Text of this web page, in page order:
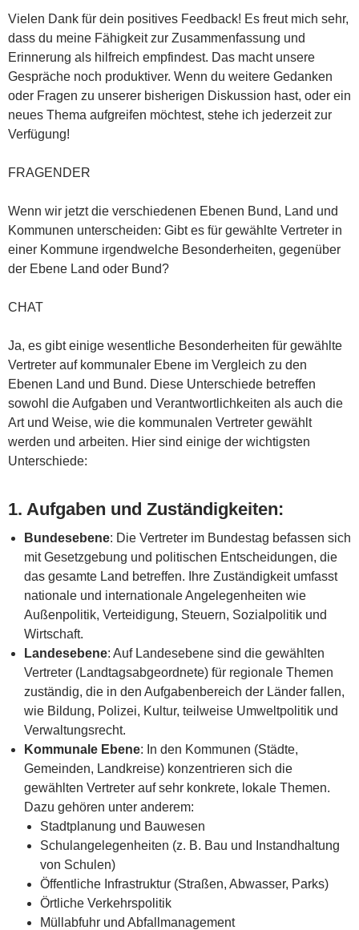
Vielen Dank für dein positives Feedback! Es freut mich sehr,
dass du meine Fähigkeit zur Zusammenfassung und
Erinnerung als hilfreich empfindest. Das macht unsere
Gespräche noch produktiver. Wenn du weitere Gedanken
oder Fragen zu unserer bisherigen Diskussion hast, oder ein
neues Thema aufgreifen möchtest, stehe ich jederzeit zur
Verfügung!
FRAGENDER
Wenn wir jetzt die verschiedenen Ebenen Bund, Land und
Kommunen unterscheiden: Gibt es für gewählte Vertreter in
einer Kommune irgendwelche Besonderheiten, gegenüber
der Ebene Land oder Bund?
CHAT
Ja, es gibt einige wesentliche Besonderheiten für gewählte
Vertreter auf kommunaler Ebene im Vergleich zu den
Ebenen Land und Bund. Diese Unterschiede betreffen
sowohl die Aufgaben und Verantwortlichkeiten als auch die
Art und Weise, wie die kommunalen Vertreter gewählt
werden und arbeiten. Hier sind einige der wichtigsten
Unterschiede:
1. Aufgaben und Zuständigkeiten:
Bundesebene: Die Vertreter im Bundestag befassen sich
mit Gesetzgebung und politischen Entscheidungen, die
das gesamte Land betreffen. Ihre Zuständigkeit umfasst
nationale und internationale Angelegenheiten wie
Außenpolitik, Verteidigung, Steuern, Sozialpolitik und
Wirtschaft.
Landesebene: Auf Landesebene sind die gewählten
Vertreter (Landtagsabgeordnete) für regionale Themen
zuständig, die in den Aufgabenbereich der Länder fallen,
wie Bildung, Polizei, Kultur, teilweise Umweltpolitik und
Verwaltungsrecht.
Kommunale Ebene: In den Kommunen (Städte,
Gemeinden, Landkreise) konzentrieren sich die
gewählten Vertreter auf sehr konkrete, lokale Themen.
Dazu gehören unter anderem:
Stadtplanung und Bauwesen
Schulangelegenheiten (z. B. Bau und Instandhaltung
von Schulen)
Öffentliche Infrastruktur (Straßen, Abwasser, Parks)
Örtliche Verkehrspolitik
Müllabfuhr und Abfallmanagement